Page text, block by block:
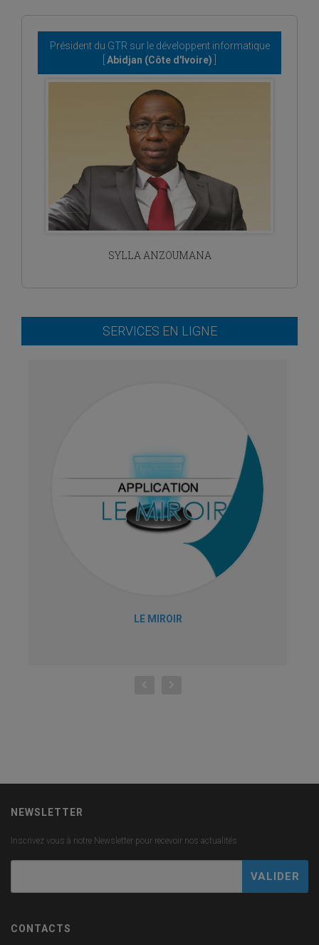
Président du GTR sur le développent informatique
Abidjan (Côte d'Ivoire)
SYLLA ANZOUMANA
SERVICES EN LIGNE
NEWSLETTER
Inscrivez vous à notre Newsletter pour recevoir nos actualités
CONTACTS